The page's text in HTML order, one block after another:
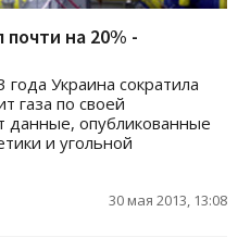
почти на 20% -
Украина сократила
газа по своей
данные, опубликованные
и угольной
30 мая 2013, 13:08